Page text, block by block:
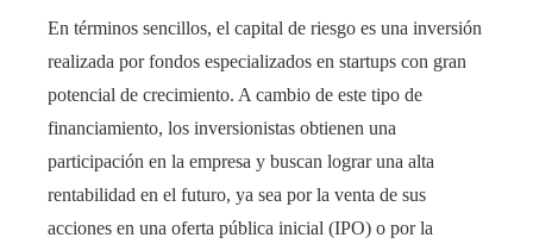
En términos sencillos, el capital de riesgo es una inversión
realizada por fondos especializados en startups con gran
potencial de crecimiento. A cambio de este tipo de
financiamiento, los inversionistas obtienen una
participación en la empresa y buscan lograr una alta
rentabilidad en el futuro, ya sea por la venta de sus
acciones en una oferta pública inicial (IPO) o por la